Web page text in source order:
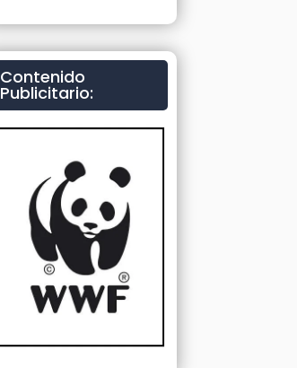
Contenido
Publicitario: